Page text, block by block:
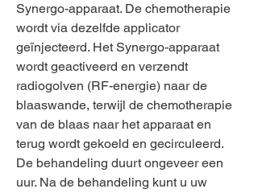
Synergo-apparaat. De chemotherapie
wordt via dezelfde applicator
geïnjecteerd. Het Synergo-apparaat
wordt geactiveerd en verzendt
radiogolven (RF-energie) naar de
blaaswande, terwijl de chemotherapie
van de blaas naar het apparaat en
terug wordt gekoeld en gecirculeerd.
De behandeling duurt ongeveer een
uur. Na de behandeling kunt u uw